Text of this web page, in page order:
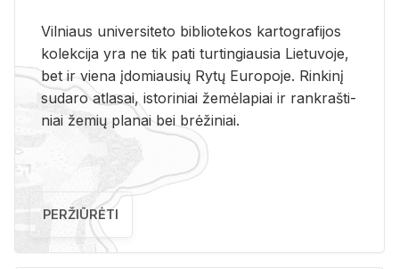
Vil­niaus uni­ver­si­te­to bi­b­lio­te­kos kar­to­gra­fi­jos
ko­lek­ci­ja yra ne tik pati tur­tin­giau­sia Lie­tu­vo­je,
bet ir vie­na įdo­miau­sių Rytų Eu­ro­po­je. Rin­ki­nį
su­da­ro at­la­sai, is­to­ri­niai že­mė­la­piai ir rank­raš­ti­
niai že­mių pla­nai bei brė­ži­niai.
PERŽIŪRĖTI